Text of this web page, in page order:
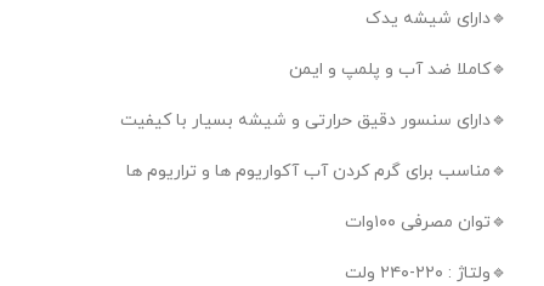
🔹️دارای شیشه یدک
🔹️کاملا ضد آب و پلمپ و ایمن
🔹️دارای سنسور دقیق حرارتی و شیشه بسیار با کیفیت
🔹️مناسب برای گرم کردن آب آکواریوم ها و تراریوم ها
🔹️توان مصرفی ۱۰۰وات
🔹️ولتاژ : ۲۲۰-۲۴۰ ولت